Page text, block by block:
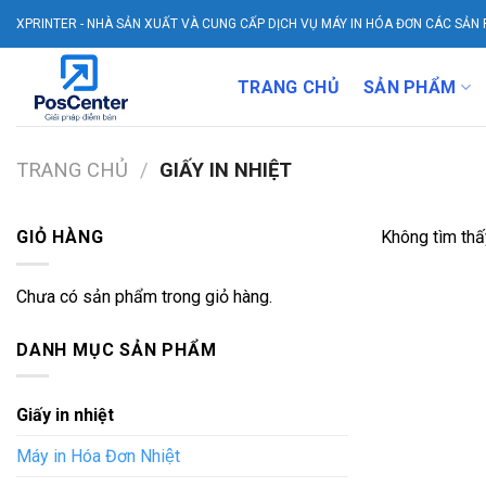
Skip
XPRINTER - NHÀ SẢN XUẤT VÀ CUNG CẤP DỊCH VỤ MÁY IN HÓA ĐƠN CÁC SẢN
TRANG CHỦ SẢN PHẨM
TRANG CHỦ / GIẤY IN NHIỆT
GIỎ HÀNG
Chưa có sản phẩm trong giỏ hàng.
DANH MỤC SẢN PHẨM
Giấy in nhiệt
Máy in Hóa Đơn Nhiệt
Không tìm